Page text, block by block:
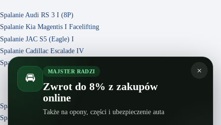
Spalanie Audi RS 3 I (8P)
Spalanie Kia Magentis I Facelifting
Spalanie JAC S5 (Eagle) I
Spalanie Cadillac Escalade IV
Spalanie Citroen Xantia X1
Spalanie Mazda Atenza GH
Spalanie Opel Agila II
×
🚘 MAJSTER RADZI
Zwrot do 8% z zakupów
online
Także na opony, części i ubezpieczenie auta